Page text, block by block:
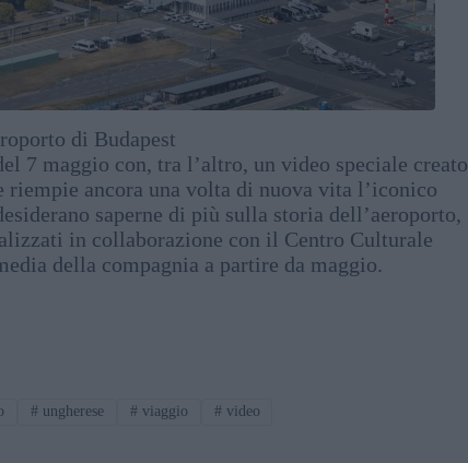
di Budapest
7 maggio con, tra l’altro, un video speciale creato
ancora una volta di nuova vita l’iconico
saperne di più sulla storia dell’aeroporto,
in collaborazione con il Centro Culturale
della compagnia a partire da maggio.
# ungherese #viaggio #video